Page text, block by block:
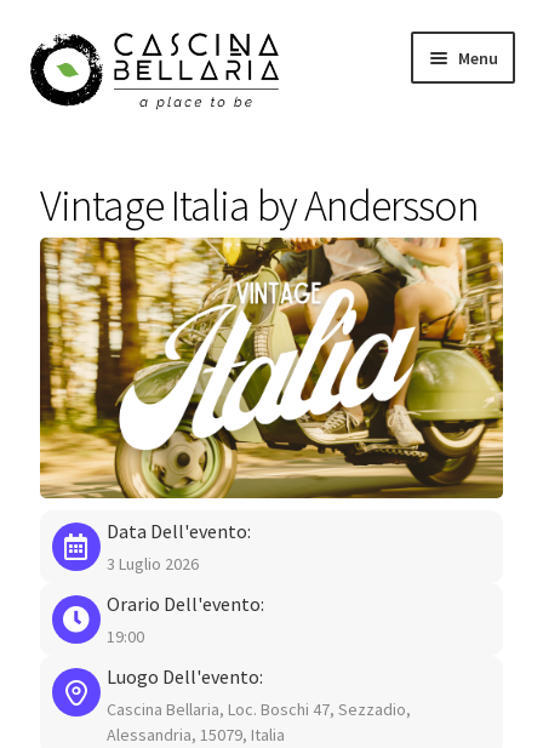
Vai
alla
navigazione
Vai
al
contenuto
Menu
Eventi
Corsi
Wellness
Carrello
Il mio account
Vintage Italia by Andersson
Data Dell'evento:
3 Luglio 2026
Orario Dell'evento:
19:00
Luogo Dell'evento:
Cascina Bellaria, Loc. Boschi 47, Sezzadio,
Alessandria, 15079, Italia